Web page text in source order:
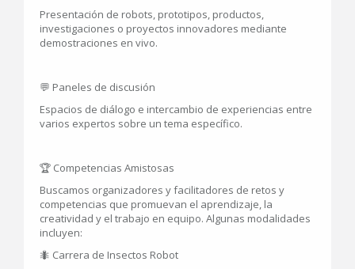
Presentación de robots, prototipos, productos,
investigaciones o proyectos innovadores mediante
demostraciones en vivo.
💬 Paneles de discusión
Espacios de diálogo e intercambio de experiencias entre
varios expertos sobre un tema específico.
🏆 Competencias Amistosas
Buscamos organizadores y facilitadores de retos y
competencias que promuevan el aprendizaje, la
creatividad y el trabajo en equipo. Algunas modalidades
incluyen:
🐜 Carrera de Insectos Robot